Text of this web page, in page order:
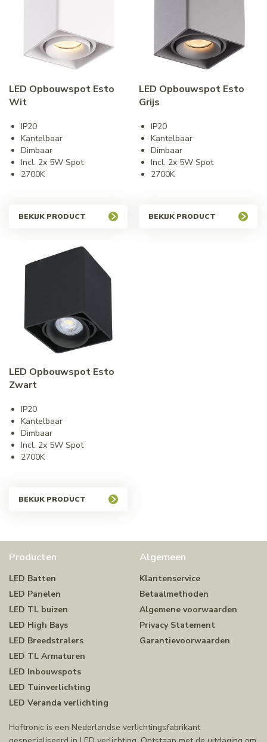
LED Opbouwspot Esto
Wit
IP20
Kantelbaar
Dimbaar
Incl. 2x 5W Spot
2700K
BEKIJK PRODUCT
LED Opbouwspot Esto
Grijs
IP20
Kantelbaar
Dimbaar
Incl. 2x 5W Spot
2700K
BEKIJK PRODUCT
LED Opbouwspot Esto
Zwart
IP20
Kantelbaar
Dimbaar
Incl. 2x 5W Spot
2700K
BEKIJK PRODUCT
Producten
LED Batten
LED Panelen
LED TL buizen
LED High Bays
LED Breedstralers
LED TL Armaturen
LED Inbouwspots
LED Tuinverlichting
LED Veranda verlichting
Algemeen
Klantenservice
Betaalmethoden
Algemene voorwaarden
Privacy Statement
Garantievoorwaarden
Hoftronic is een Nederlandse verlichtingsfabrikant